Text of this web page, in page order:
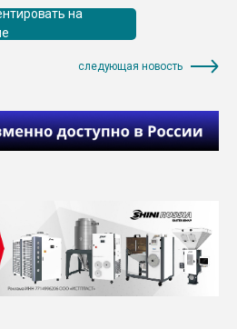
на
следующая новость